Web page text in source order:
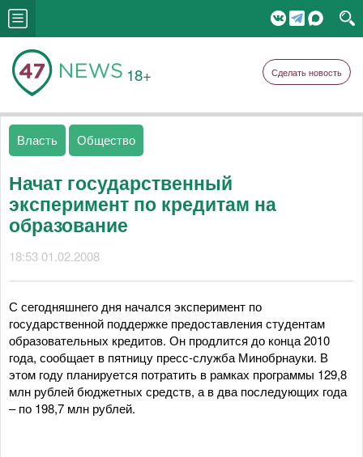
18+ Сделать новость
Власть Общество
Начат государственный
эксперимент по кредитам на
образование
18:53 01.02.2008
С сегодняшнего дня начался эксперимент по
государственной поддержке предоставления студентам
образовательных кредитов. Он продлится до конца 2010
года, сообщает в пятницу пресс-служба Минобрнауки. В
этом году планируется потратить в рамках программы 129,8
млн рублей бюджетных средств, а в два последующих года
– по 198,7 млн рублей.